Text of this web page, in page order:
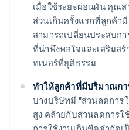
เมื่อใช้ระยะผ่อนผัน คุณส
ส่วนเกินครั้งแรกที่ลูกค้า
สามารถเปลี่ยนประสบก
ที่น่าพึงพอใจและเสริมส
ทเนอร์ที่ยุติธรรม
ทําให้ลูกค้าที่มีปริมาณก
บางบริษัทมี "ส่วนลดการ
สูง คล้ายกับส่วนลดการ